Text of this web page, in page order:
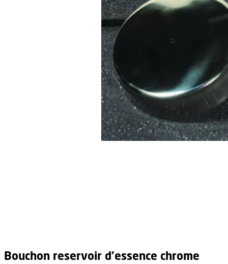
bouchon reservoir d'essence chrome